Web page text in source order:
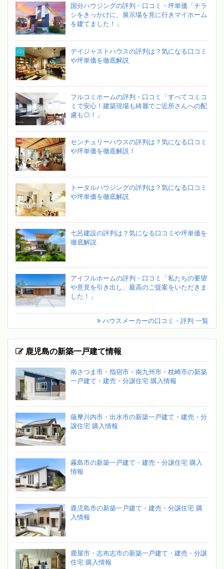
国分ハウジングの評判・口コミ・坪単価「チラ
シをきっかけに、展示場を見に行きマイホーム
を建てました！」
デイジャストハウスの評判は？気になる口コミ
や坪単価を徹底解説
フルコミホームの評判・口コミ「すべてコミコ
ミで安心！建築現場も綺麗でご近所さんへの配
慮も◎！」
センチュリーハウスの評判は？気になる口コミ
や坪単価を徹底解説！
トータルハウジングの評判は？気になる口コミ
や坪単価を徹底解説
七呂建設の評判は？気になる口コミや坪単価を
徹底解説
アイフルホームの評判・口コミ「私たちの要望
や意見を引き出し、最高のご提案をいただきま
した！」
ハウスメーカーの口コミ・評判 一覧
鹿児島の新築一戸建て情報
南さつま市・指宿市・南九州市・枕崎市の新築
一戸建て・建売・分譲住宅 購入情報
薩摩川内市・出水市の新築一戸建て・建売・分
譲住宅 購入情報
霧島市の新築一戸建て・建売・分譲住宅 購入
情報
鹿児島市の新築一戸建て・建売・分譲住宅 購
入情報
鹿屋市・志布志市の新築一戸建て・建売・分譲
住宅 購入情報